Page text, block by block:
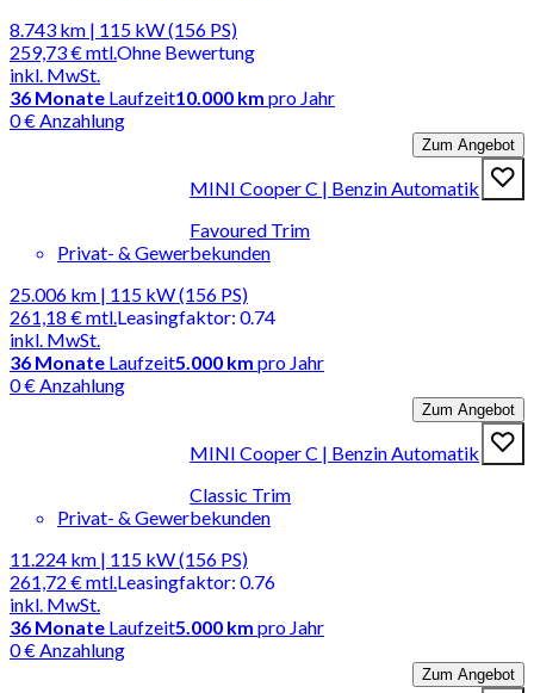
8.743 km | 115 kW (156 PS)
259,73 €mtl.
inkl. MwSt.
Ohne Bewertung
36 Monate Laufzeit10.000 km pro Jahr
0 € Anzahlung
Zum Angebot
MINI Cooper C | Benzin Automatik
Favoured Trim
Privat- & Gewerbekunden
25.006 km | 115 kW (156 PS)
261,18 €mtl.
inkl. MwSt.
Leasingfaktor: 0.74
36 Monate Laufzeit5.000 km pro Jahr
0 € Anzahlung
Zum Angebot
MINI Cooper C | Benzin Automatik
Classic Trim
Privat- & Gewerbekunden
11.224 km | 115 kW (156 PS)
261,72 €mtl.
inkl. MwSt.
Leasingfaktor: 0.76
36 Monate Laufzeit5.000 km pro Jahr
0 € Anzahlung
Zum Angebot